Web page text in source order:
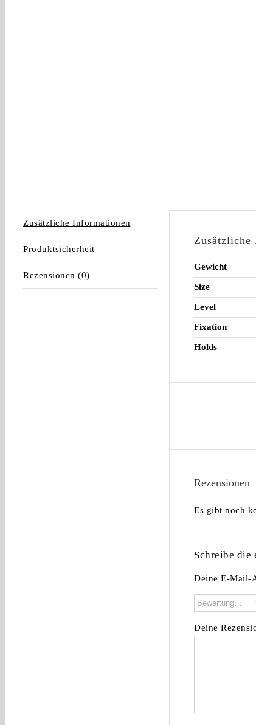
Zusätzliche Informationen
Produktsicherheit
Rezensionen (0)
Zusätzliche
Gewicht
Size
Level
Fixation
Holds
Rezensionen
Es gibt noch
Schreibe die
Deine E-Mail-
Deine